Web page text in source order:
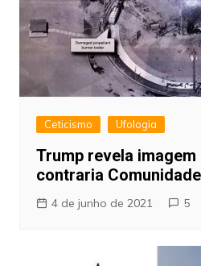
Ceticismo Ufologia
Trump revela
contraria
4 de junho de 2021 5